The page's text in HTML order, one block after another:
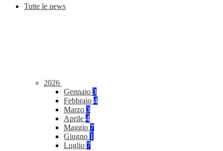
Tutte le news
2026
Gennaio 3
Febbraio 4
Marzo 3
Aprile 4
Maggio 7
Giugno 1
Luglio 7